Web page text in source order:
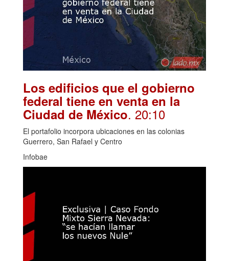
Los edificios que el gobierno
federal tiene en venta en la
Ciudad de México. 20:10
El portafolio incorpora ubicaciones en las colonias
Guerrero, San Rafael y Centro
Infobae